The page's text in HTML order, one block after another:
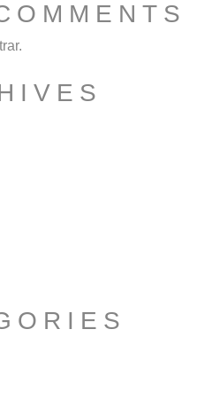
DE SOJA 2024